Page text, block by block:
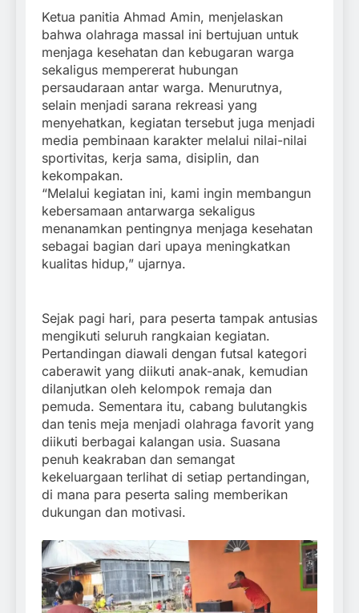
Ketua panitia Ahmad Amin, menjelaskan
bahwa olahraga massal ini bertujuan untuk
menjaga kesehatan dan kebugaran warga
sekaligus mempererat hubungan
persaudaraan antar warga. Menurutnya,
selain menjadi sarana rekreasi yang
menyehatkan, kegiatan tersebut juga menjadi
media pembinaan karakter melalui nilai-nilai
sportivitas, kerja sama, disiplin, dan
kekompakan.
“Melalui kegiatan ini, kami ingin membangun
kebersamaan antarwarga sekaligus
menanamkan pentingnya menjaga kesehatan
sebagai bagian dari upaya meningkatkan
kualitas hidup,” ujarnya.
Sejak pagi hari, para peserta tampak antusias
mengikuti seluruh rangkaian kegiatan.
Pertandingan diawali dengan futsal kategori
caberawit yang diikuti anak-anak, kemudian
dilanjutkan oleh kelompok remaja dan
pemuda. Sementara itu, cabang bulutangkis
dan tenis meja menjadi olahraga favorit yang
diikuti berbagai kalangan usia. Suasana
penuh keakraban dan semangat
kekeluargaan terlihat di setiap pertandingan,
di mana para peserta saling memberikan
dukungan dan motivasi.